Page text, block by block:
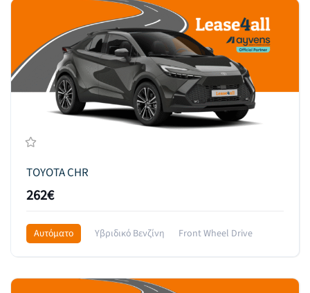
TOYOTA CHR
262€
Αυτόματο Υβριδικό Βενζίνη
Front Wheel Drive